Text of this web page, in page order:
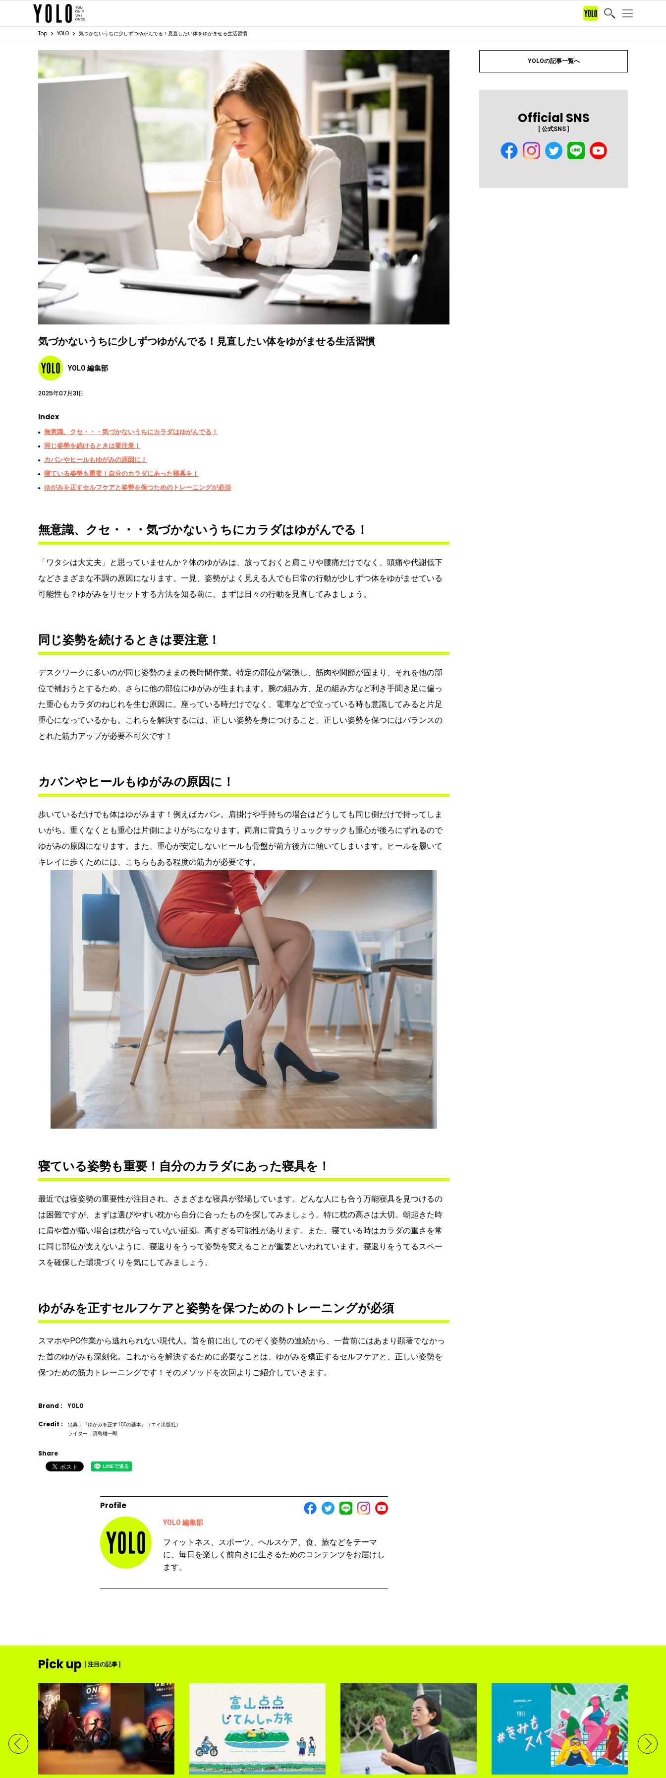
Top YOLO 気づかないうちに少しずつゆがんでる！見直したい体をゆがませる生活習慣
気づかないうちに少しずつゆがんでる！見直したい体をゆがませる生活習慣
YOLO 編集部
2025年07月31日
Index
無意識、クセ・・・気づかないうちにカラダはゆがんでる！
同じ姿勢を続けるときは要注意！
カバンやヒールもゆがみの原因に！
寝ている姿勢も重要！自分のカラダにあった寝具を！
ゆがみを正すセルフケアと姿勢を保つためのトレーニングが必須
無意識、クセ・・・気づかないうちにカラダはゆがんでる！
「ワタシは大丈夫」と思っていませんか？体のゆがみは、放っておくと肩こりや腰痛だけでなく、頭痛や代謝低下
などさまざまな不調の原因になります。一見、姿勢がよく見える人でも日常の行動が少しずつ体をゆがませている
可能性も？ゆがみをリセットする方法を知る前に、まずは日々の行動を見直してみましょう。
同じ姿勢を続けるときは要注意！
デスクワークに多いのが同じ姿勢のままの長時間作業。特定の部位が緊張し、筋肉や関節が固まり、それを他の部
位で補おうとするため、さらに他の部位にゆがみが生まれます。腕の組み方、足の組み方など利き手聞き足に偏っ
た重心もカラダのねじれを生む原因に。座っている時だけでなく、電車などで立っている時も意識してみると片足
重心になっているかも。これらを解決するには、正しい姿勢を身につけること。正しい姿勢を保つにはバランスの
とれた筋力アップが必要不可欠です！
カバンやヒールもゆがみの原因に！
歩いているだけでも体はゆがみます！例えばカバン。肩掛けや手持ちの場合はどうしても同じ側だけで持ってしま
いがち。重くなくとも重心は片側によりがちになります。両肩に背負うリュックサックも重心が後ろにずれるので
ゆがみの原因になります。また、重心が安定しないヒールも骨盤が前方後方に傾いてしまいます。ヒールを履いて
キレイに歩くためには、こちらもある程度の筋力が必要です。
寝ている姿勢も重要！自分のカラダにあった寝具を！
最近では寝姿勢の重要性が注目され、さまざまな寝具が登場しています。どんな人にも合う万能寝具を見つけるの
は困難ですが、まずは選びやすい枕から自分に合ったものを探してみましょう。特に枕の高さは大切。朝起きた時
に肩や首が痛い場合は枕が合っていない証拠。高すぎる可能性があります。また、寝ている時はカラダの重さを常
に同じ部位が支えないように、寝返りをうって姿勢を変えることが重要といわれています。寝返りをうてるスペー
スを確保した環境づくりを気にしてみましょう。
ゆがみを正すセルフケアと姿勢を保つためのトレーニングが必須
スマホやPC作業から逃れられない現代人。首を前に出してのぞく姿勢の連続から、一昔前にはあまり顕著でなかっ
た首のゆがみも深刻化。これからを解決するために必要なことは、ゆがみを矯正するセルフケアと、正しい姿勢を
保つための筋力トレーニングです！そのメソッドを次回よりご紹介していきます。
Brand : YOLO
Credit :
出典：『ゆがみを正す100の基本』（エイ出版社）
ライター：濱島雄一郎
Share
Profile
YOLO 編集部
フィットネス、スポーツ、ヘルスケア、食、旅などをテーマ
に、毎日を楽しく前向きに生きるためのコンテンツをお届けし
ます。
YOLOの記事一覧へ
Official SNS
[ 公式SNS ]
Pick up [ 注目の記事 ]
現す
で完
トレ